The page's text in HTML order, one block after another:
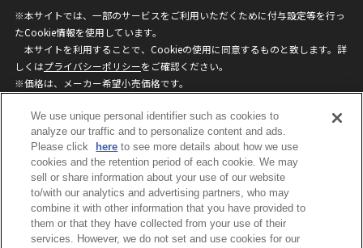
※本サイトでは、一部のサービスをご利用いただくために付与設定等を行っ
たCookie情報を使用しています。
本サイトを利用することで、Cookieの使用に同意するものと致します。詳
しくはプライバシーポリシーをご確認ください。
※価格は、メーカー希望小売価格です。
ざいますのでご了承ください。
privacypolicy
Do Not Sell or Share My
Personal Information
ウェブサイトご利用条件
ソーシャルメディアポリシー
個人情報保護方針
お問い合わせ
We use unique personal identifier such as cookies to
analyze our traffic and to personalize content and ads.
Please click
here to see more details about how we use
cookies and the retention period of each cookie. We may
sell or share information about your use of our website
to/with our analytics and advertising partners, who may
combine it with other information that you have provided to
them or that they have collected from your use of their
services. However, we do not set and use cookies for our